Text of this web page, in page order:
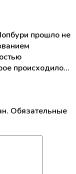
прошло не
происходило…
Обязательные